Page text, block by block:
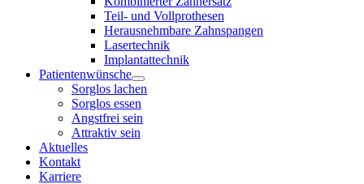
Teil- und Vollprothesen
Herausnehmbare Zahnspangen
Lasertechnik
Implantattechnik
Patientenwünsche
Sorglos lachen
Sorglos essen
Angstfrei sein
Attraktiv sein
Aktuelles
Kontakt
Karriere